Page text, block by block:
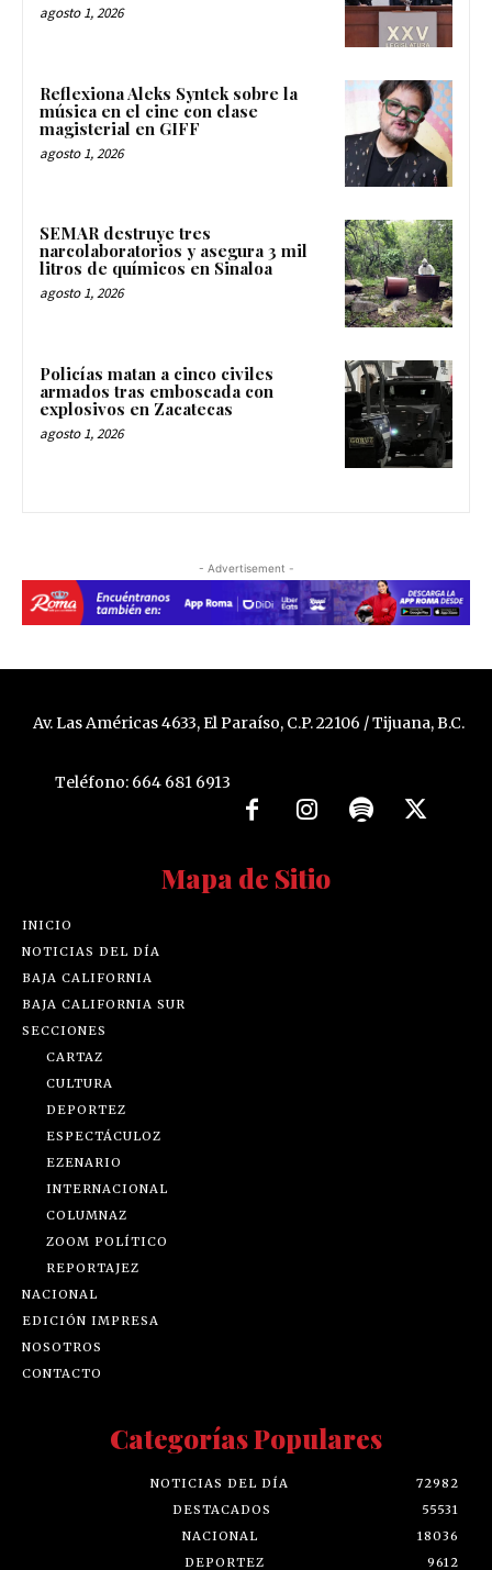
agosto 1, 2026
Reflexiona Aleks Syntek sobre la
música en el cine con clase
magisterial en GIFF
agosto 1, 2026
SEMAR destruye tres
narcolaboratorios y asegura 3 mil
litros de químicos en Sinaloa
agosto 1, 2026
Policías matan a cinco civiles
armados tras emboscada con
explosivos en Zacatecas
agosto 1, 2026
- Advertisement -
Av. Las Américas 4633, El Paraíso, C.P. 22106 / Tijuana, B.C.
Teléfono: 664 681 6913
Mapa de Sitio
INICIO
NOTICIAS DEL DÍA
BAJA CALIFORNIA
BAJA CALIFORNIA SUR
SECCIONES
CARTAZ
CULTURA
DEPORTEZ
ESPECTÁCULOZ
EZENARIO
INTERNACIONAL
COLUMNAZ
ZOOM POLÍTICO
REPORTAJEZ
NACIONAL
EDICIÓN IMPRESA
NOSOTROS
CONTACTO
Categorías Populares
NOTICIAS DEL DÍA
72982
DESTACADOS
55531
NACIONAL
18036
DEPORTEZ
9612